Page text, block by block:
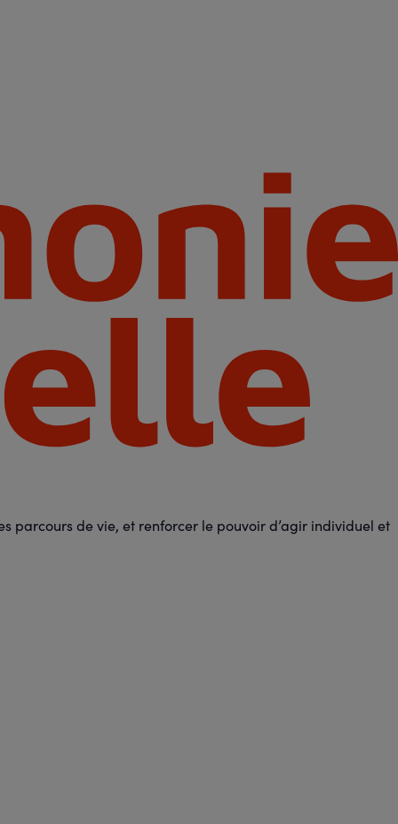
parcours de vie, et renforcer le pouvoir d’agir individuel et